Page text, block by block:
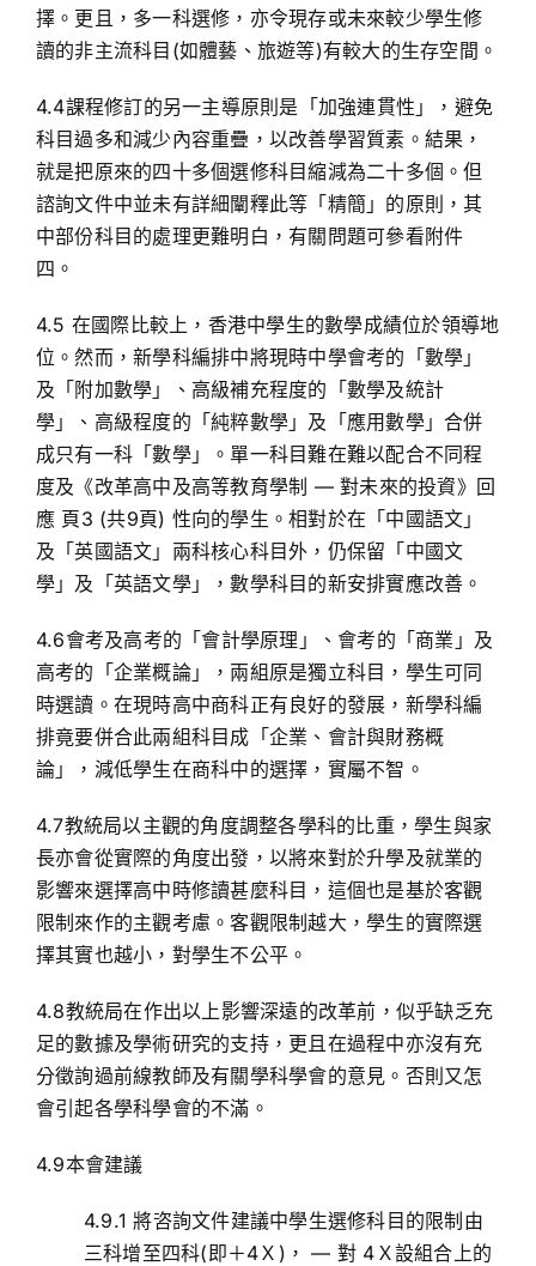
擇。更且，多一科選修，亦令現存或未來較少學生修
讀的非主流科目(如體藝、旅遊等)有較大的生存空間。
4.4課程修訂的另一主導原則是「加強連貫性」，避免
科目過多和減少內容重疊，以改善學習質素。結果，
就是把原來的四十多個選修科目縮減為二十多個。但
諮詢文件中並未有詳細闡釋此等「精簡」的原則，其
中部份科目的處理更難明白，有關問題可參看附件
四。
4.5 在國際比較上，香港中學生的數學成績位於領導地
位。然而，新學科編排中將現時中學會考的「數學」
及「附加數學」、高級補充程度的「數學及統計
學」、高級程度的「純粹數學」及「應用數學」合併
成只有一科「數學」。單一科目難在難以配合不同程
度及《改革高中及高等教育學制 — 對未來的投資》回
應 頁3 (共9頁) 性向的學生。相對於在「中國語文」
及「英國語文」兩科核心科目外，仍保留「中國文
學」及「英語文學」，數學科目的新安排實應改善。
4.6會考及高考的「會計學原理」、會考的「商業」及
高考的「企業概論」，兩組原是獨立科目，學生可同
時選讀。在現時高中商科正有良好的發展，新學科編
排竟要併合此兩組科目成「企業、會計與財務概
論」，減低學生在商科中的選擇，實屬不智。
4.7教統局以主觀的角度調整各學科的比重，學生與家
長亦會從實際的角度出發，以將來對於升學及就業的
影響來選擇高中時修讀甚麼科目，這個也是基於客觀
限制來作的主觀考慮。客觀限制越大，學生的實際選
擇其實也越小，對學生不公平。
4.8教統局在作出以上影響深遠的改革前，似乎缺乏充
足的數據及學術研究的支持，更且在過程中亦沒有充
分徵詢過前線教師及有關學科學會的意見。否則又怎
會引起各學科學會的不滿。
4.9本會建議
4.9.1 將咨詢文件建議中學生選修科目的限制由
三科增至四科(即＋4Ｘ)， — 對 4Ｘ設組合上的